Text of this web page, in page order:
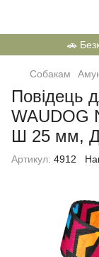
🚗
Собакам
Повідець
WAUDOG
Ш 25 мм,
Артикул: 4912